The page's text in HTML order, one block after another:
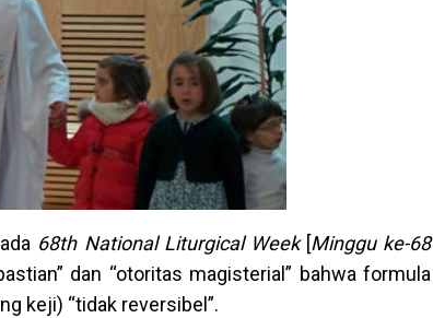
68th National Liturgical Week[Minggu ke-68
dan “otoritas magisterial” bahwa formula
keji) “tidak reversibel”.